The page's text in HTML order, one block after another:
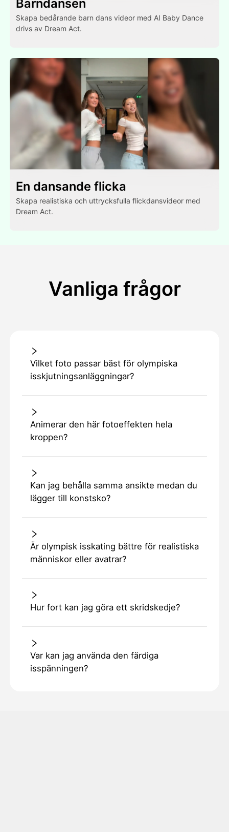
Barndansen
Skapa bedårande barn dans videor med AI Baby Dance
drivs av Dream Act.
En dansande flicka
Skapa realistiska och uttrycksfulla flickdansvideor med
Dream Act.
Vanliga frågor
Vilket foto passar bäst för olympiska
isskjutningsanläggningar?
Animerar den här fotoeffekten hela
kroppen?
Kan jag behålla samma ansikte medan du
lägger till konstsko?
Är olympisk isskating bättre för realistiska
människor eller avatrar?
Hur fort kan jag göra ett skridskedje?
Var kan jag använda den färdiga
isspänningen?